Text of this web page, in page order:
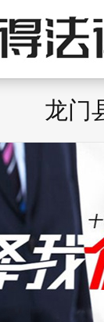
龙门